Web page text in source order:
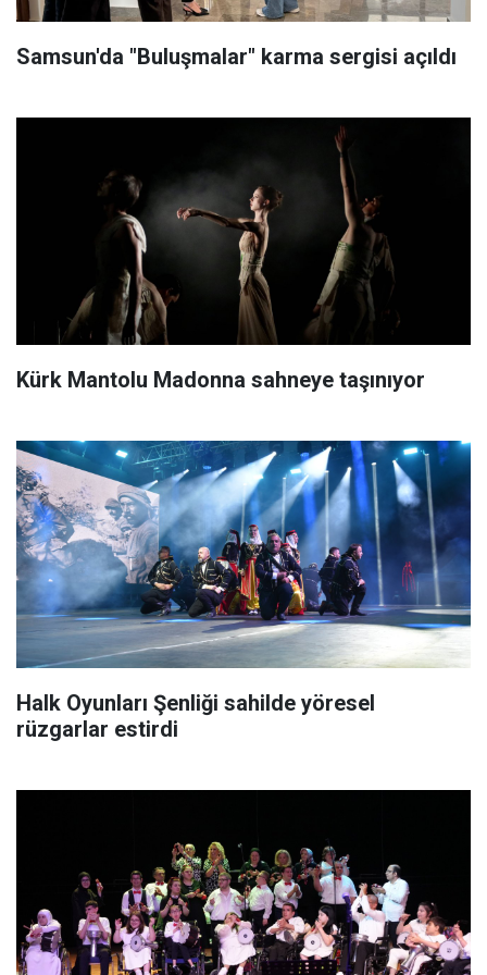
Samsun'da "Buluşmalar" karma sergisi açıldı
Kürk Mantolu Madonna sahneye taşınıyor
Halk Oyunları Şenliği sahilde yöresel
rüzgarlar estirdi